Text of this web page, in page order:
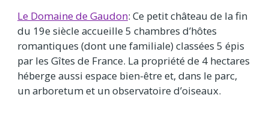
Le Domaine de Gaudon: Ce petit château de la fin
du 19e siècle accueille 5 chambres d’hôtes
romantiques (dont une familiale) classées 5 épis
par les Gîtes de France. La propriété de 4 hectares
héberge aussi espace bien-être et, dans le parc,
un arboretum et un observatoire d’oiseaux.